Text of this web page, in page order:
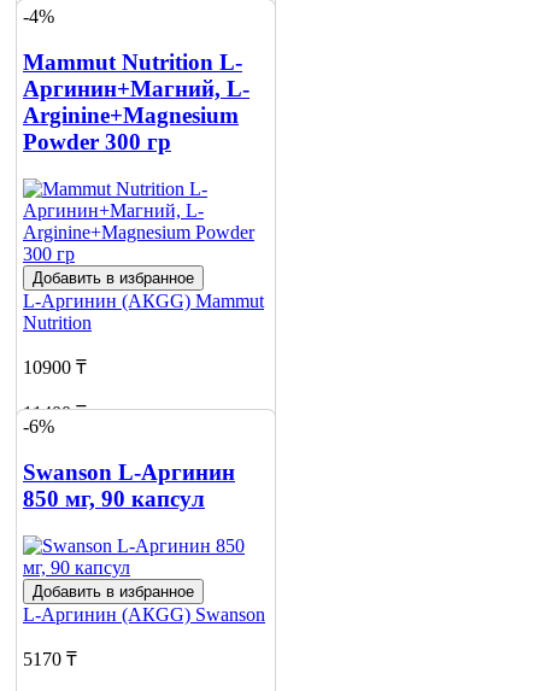
-4%
Mammut Nutrition L-
Аргинин+Магний, L-
Arginine+Magnesium
Powder 300 гр
Добавить в избранное
L-Аргинин (АКGG) Mammut
Nutrition
10900 ₸
11400 ₸
Сообщить
1
-6%
Swanson L-Аргинин
850 мг, 90 капсул
Добавить в избранное
L-Аргинин (АКGG) Swanson
5170 ₸